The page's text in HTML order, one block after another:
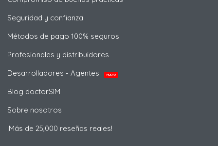
Seguridad y confianza
Métodos de pago 100% seguros
Profesionales y distribuidores
Desarrolladores - Agentes
NUEVO
Blog doctorSIM
Sobre nosotros
¡Más de 25,000 reseñas reales!